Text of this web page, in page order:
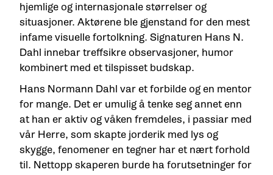
hjemlige og internasjonale størrelser og
situasjoner. Aktørene ble gjenstand for den mest
infame visuelle fortolkning. Signaturen Hans N.
Dahl innebar treffsikre observasjoner, humor
kombinert med et tilspisset budskap.
Hans Normann Dahl var et forbilde og en mentor
for mange. Det er umulig å tenke seg annet enn
at han er aktiv og våken fremdeles, i passiar med
vår Herre, som skapte jorderik med lys og
skygge, fenomener en tegner har et nært forhold
til. Nettopp skaperen burde ha forutsetninger for